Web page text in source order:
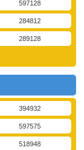
597128
284812
289128
394932
597575
518948